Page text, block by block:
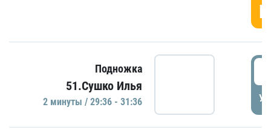
Подножка
51.Сушко Илья
2 минуты / 29:36 - 31:36